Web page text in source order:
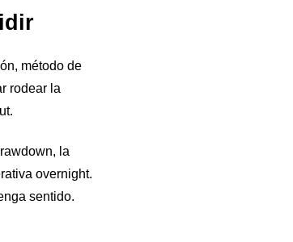
método de
rodear la
la
overnight.
sentido.